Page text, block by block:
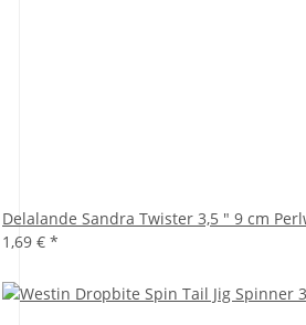
Delalande Sandra Twister 3,5 " 9 cm
1,69 € *